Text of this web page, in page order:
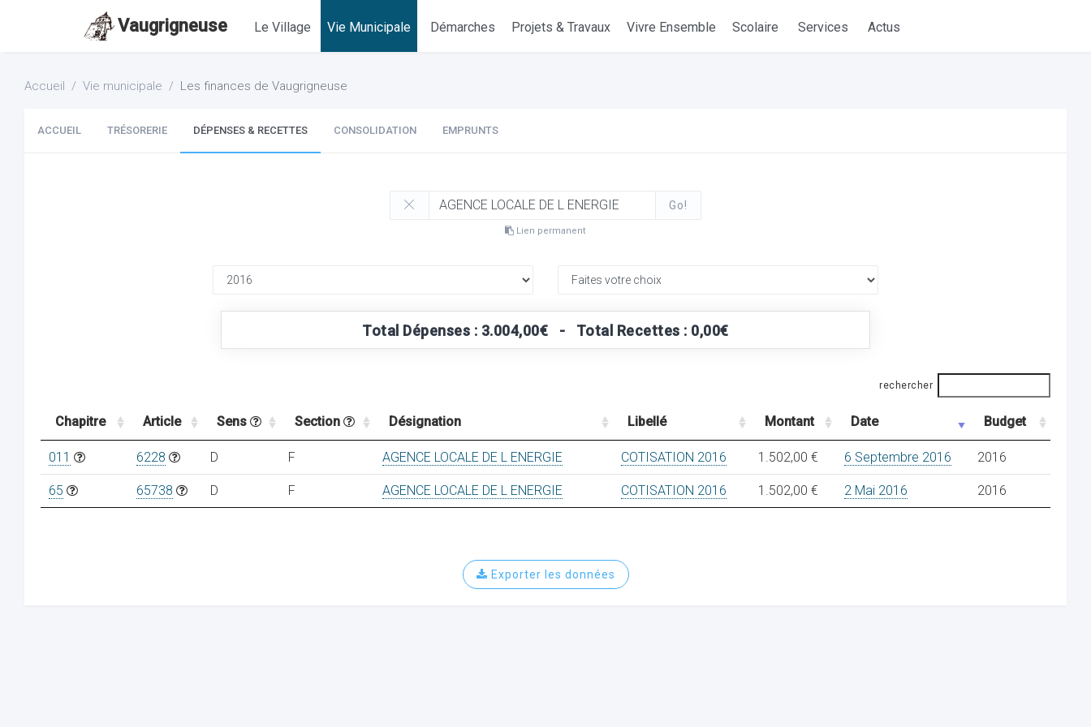
Vaugrigneuse Le Village Vie Municipale Démarches Projets & Travaux Vivre Ensemble Scolaire Services Actus
Accueil Vie municipale Les finances de Vaugrigneuse
ACCUEIL TRÉSORERIE DÉPENSES & RECETTES CONSOLIDATION EMPRUNTS
Go!
Lien permanent
Total Dépenses : 3.004,00€ - Total Recettes : 0,00€
rechercher
Chapitre Article Sens Section Désignation Libellé Montant Date Budget
011 6228 D F AGENCE LOCALE DE L ENERGIE COTISATION 2016 1.502,00 € 6 Septembre 2016 2016
65 65738 D F AGENCE LOCALE DE L ENERGIE COTISATION 2016 1.502,00 € 2 Mai 2016 2016
Exporter les données